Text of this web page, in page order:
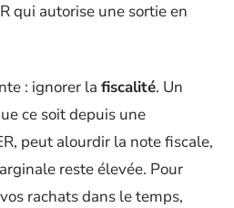
qui autorise une sortie en
: ignorer la fiscalité. Un
ce soit depuis une
peut alourdir la note fiscale,
reste élevée. Pour
rachats dans le temps,